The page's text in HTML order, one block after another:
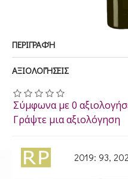
ΠΕΡΙΓΡΑΦΉ
ΑΞΙΟΛΟΓΉΣΕΙΣ
Σύμφωνα με 0
Γράψτε μια αξιολόγηση
2019: 93,